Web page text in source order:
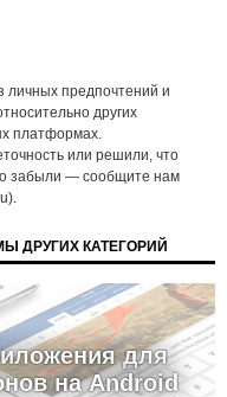
личных предпочтений и
других
платформах.
или решили, что
забыли — сообщите нам
ДРУГИХ КАТЕГОРИЙ
для
на Android